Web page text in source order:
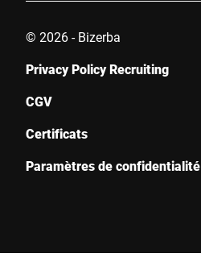
© 2026 - Bizerba
Privacy Policy Recruiting
CGV
Certificats
Paramètres de confidentialité